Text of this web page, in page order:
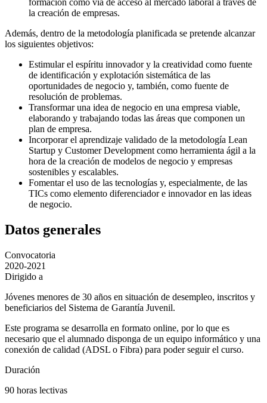
formación como vía de acceso al mercado laboral a través de
la creación de empresas.
Además, dentro de la metodología planificada se pretende alcanzar
los siguientes objetivos:
Estimular el espíritu innovador y la creatividad como fuente
de identificación y explotación sistemática de las
oportunidades de negocio y, también, como fuente de
resolución de problemas.
Transformar una idea de negocio en una empresa viable,
elaborando y trabajando todas las áreas que componen un
plan de empresa.
Incorporar el aprendizaje validado de la metodología Lean
Startup y Customer Development como herramienta ágil a la
hora de la creación de modelos de negocio y empresas
sostenibles y escalables.
Fomentar el uso de las tecnologías y, especialmente, de las
TICs como elemento diferenciador e innovador en las ideas
de negocio.
Datos generales
Convocatoria
2020-2021
Dirigido a
Jóvenes menores de 30 años en situación de desempleo, inscritos y
beneficiarios del Sistema de Garantía Juvenil.
Este programa se desarrolla en formato online, por lo que es
necesario que el alumnado disponga de un equipo informático y una
conexión de calidad (ADSL o Fibra) para poder seguir el curso.
Duración
90 horas lectivas